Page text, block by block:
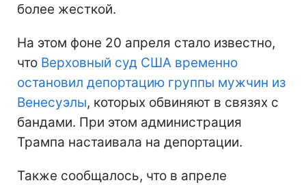
более жесткой.
На этом фоне 20 апреля стало известно,
что Верховный суд США временно
остановил депортацию группы мужчин из
Венесуэлы, которых обвиняют в связях с
бандами. При этом администрация
Трампа настаивала на депортации.
Также сообщалось, что в апреле